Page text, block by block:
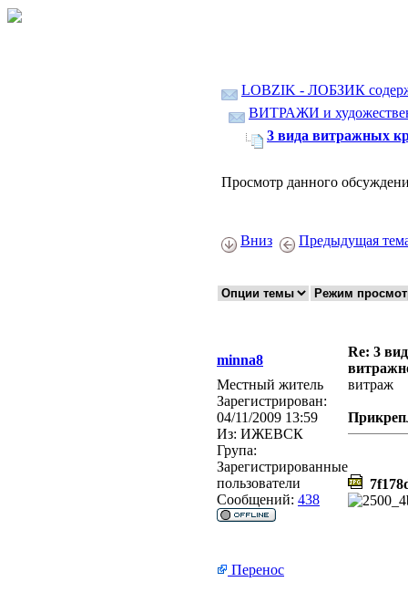
LOBZIK - ЛОБЗИК
ВИТРАЖИ и
3 вида витражных
Просмотр данного
Вниз Предыдущая
minna8
Re: 3
Местный житель
Зарегистрирован:
04/11/2009 13:59
Из: ИЖЕВСК
Група:
Зарегистрированные
пользователи
Сообщений: 438
витраж
Перенос